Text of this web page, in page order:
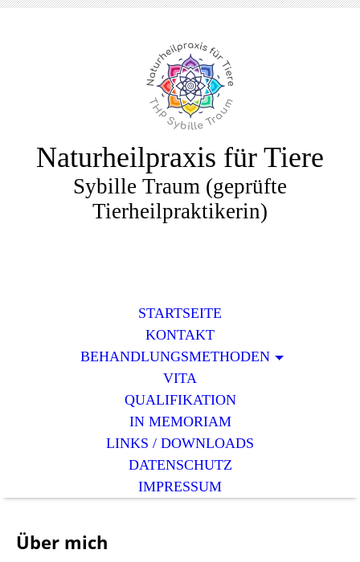
Naturheilpraxis für Tiere
Sybille Traum (geprüfte
Tierheilpraktikerin)
STARTSEITE
KONTAKT
BEHANDLUNGSMETHODEN
VITA
QUALIFIKATION
IN MEMORIAM
LINKS / DOWNLOADS
DATENSCHUTZ
IMPRESSUM
Über mich